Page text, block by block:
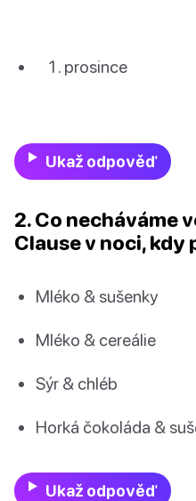
prosince
Ukaž odpověď
2. Co necháváme
Clause v noci, kdy
Mléko & sušenky
Mléko & cereálie
Sýr & chléb
Horká čokoláda &
Ukaž odpověď